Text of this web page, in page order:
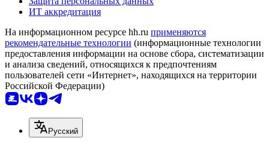
ИТ аккредитация
На информационном ресурсе hh.ru применяются
рекомендательные технологии (информационные технологии
предоставления информации на основе сбора, систематизации
и анализа сведений, относящихся к предпочтениям
пользователей сети «Интернет», находящихся на территории
Российской Федерации)
Русский